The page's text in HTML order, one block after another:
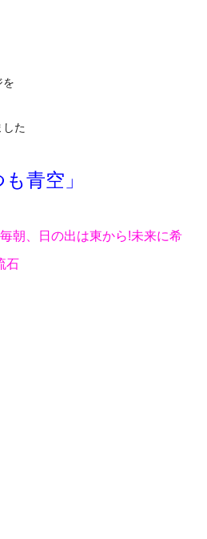
を
した
青空」
朝、日の出は東から!未来に希
石